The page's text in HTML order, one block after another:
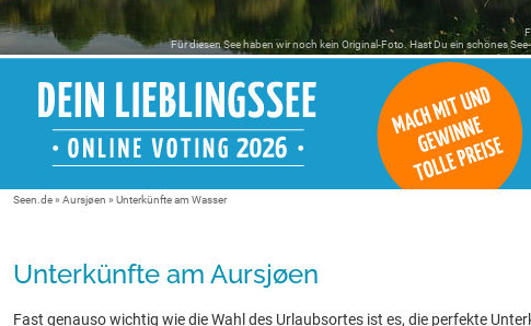
Für diesen See haben wir noch kein Original-Foto. Hast Du ein schönes
Seen.de» Aursjøen » Unterkünfte am Wasser
Unterkünfte am Aursjøen
Fast genauso wichtig wie die Wahl des Urlaubsortes ist es, die perfekte